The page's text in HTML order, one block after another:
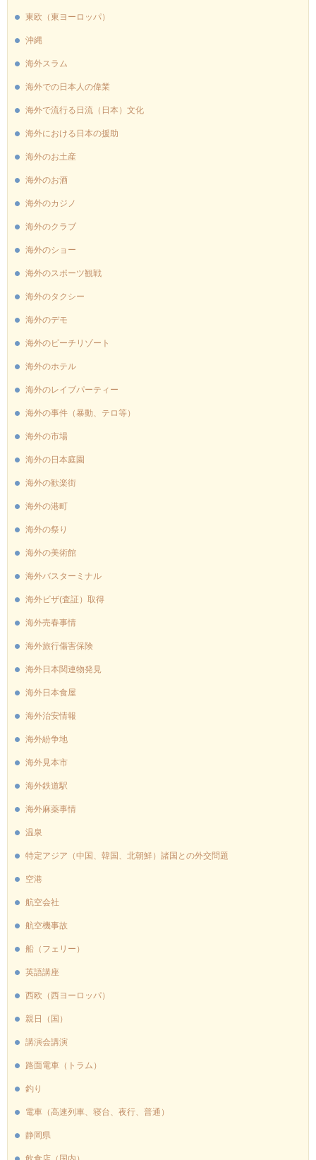
東欧（東ヨーロッパ）
沖縄
海外スラム
海外での日本人の偉業
海外で流行る日流（日本）文化
海外における日本の援助
海外のお土産
海外のお酒
海外のカジノ
海外のクラブ
海外のショー
海外のスポーツ観戦
海外のタクシー
海外のデモ
海外のビーチリゾート
海外のホテル
海外のレイブパーティー
海外の事件（暴動、テロ等）
海外の市場
海外の日本庭園
海外の歓楽街
海外の港町
海外の祭り
海外の美術館
海外バスターミナル
海外ビザ(査証）取得
海外売春事情
海外旅行傷害保険
海外日本関連物発見
海外日本食屋
海外治安情報
海外紛争地
海外見本市
海外鉄道駅
海外麻薬事情
温泉
特定アジア（中国、韓国、北朝鮮）諸国との外交問題
空港
航空会社
航空機事故
船（フェリー）
英語講座
西欧（西ヨーロッパ）
親日（国）
講演会講演
路面電車（トラム）
釣り
電車（高速列車、寝台、夜行、普通）
静岡県